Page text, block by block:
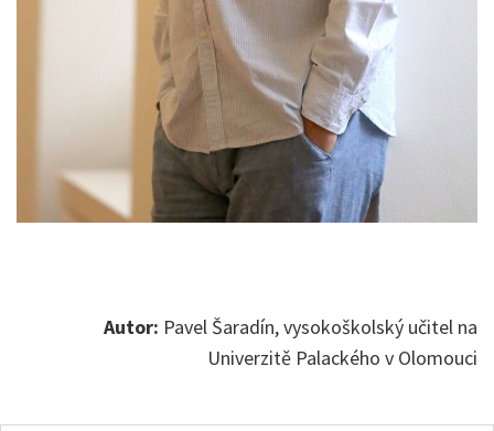
Autor: Pavel Šaradín, vysokoškolský učitel na
Univerzitě Palackého v Olomouci